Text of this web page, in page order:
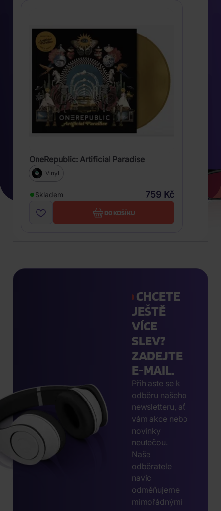
OneRepublic: Artificial Paradise
Vinyl
Skladem 759 Kč
DO KOŠÍKU
CHCETE
JEŠTĚ
VÍCE
SLEV?
ZADEJTE
E-MAIL.
Přihlaste se k
odběru našeho
newsletteru, ať
vám akce nebo
novinky
neutečou.
Naše
odběratele
navíc
odměňujeme
mimořádnými